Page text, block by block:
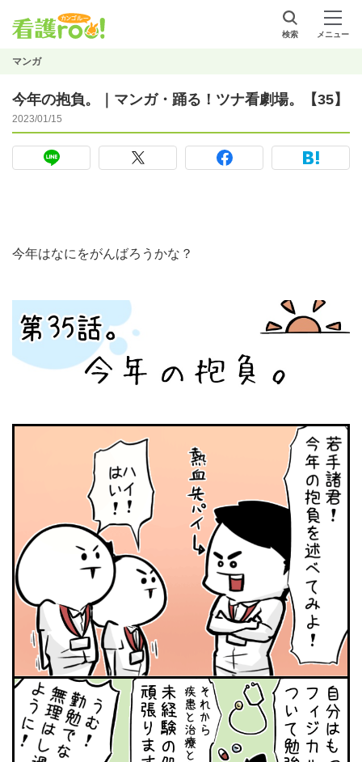
検索 メニュー
マンガ
今年の抱負。｜マンガ・踊る！ツナ看劇場。【35】
2023/01/15
今年はなにをがんばろうかな？